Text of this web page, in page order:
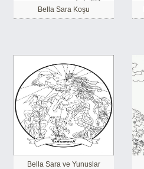
Bella Sara Koşu
Bella Sara ve Yunuslar